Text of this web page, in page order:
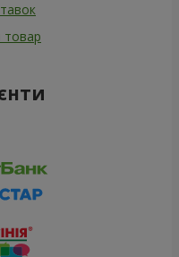
товар